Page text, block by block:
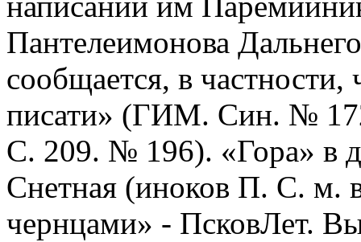
Пантелеимонова
сообщается, в
писати» (ГИМ. Син. №
С. 209. № 196). «Гора» в
Снетная (иноков П. С. м.
чернцами» - ПсковЛет.